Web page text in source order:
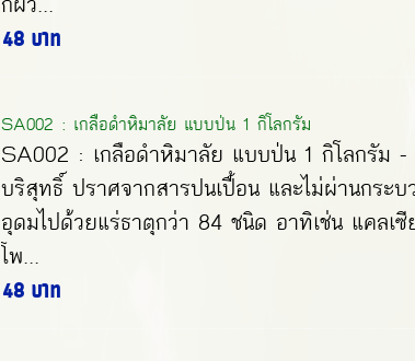
48 บาท
SA002 : เกลือดำหิมาลัย แบบป่น 1 กิโลกรัม
SA002 : เกลือดำหิมาลัย แบบป่น 1 กิโลกรัม
บริสุทธิ์ ปราศจากสารปนเปื้อน และไม่ผ่านกระ
อุดมไปด้วยแร่ธาตุกว่า 84 ชนิด อาทิเช่น แคลเ
โพ...
48 บาท